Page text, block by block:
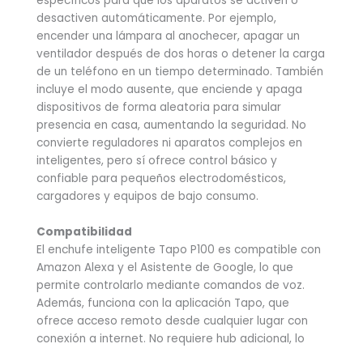
desactiven automáticamente. Por ejemplo,
encender una lámpara al anochecer, apagar un
ventilador después de dos horas o detener la carga
de un teléfono en un tiempo determinado. También
incluye el modo ausente, que enciende y apaga
dispositivos de forma aleatoria para simular
presencia en casa, aumentando la seguridad. No
convierte reguladores ni aparatos complejos en
inteligentes, pero sí ofrece control básico y
confiable para pequeños electrodomésticos,
cargadores y equipos de bajo consumo.
Compatibilidad
El enchufe inteligente Tapo P100 es compatible con
Amazon Alexa y el Asistente de Google, lo que
permite controlarlo mediante comandos de voz.
Además, funciona con la aplicación Tapo, que
ofrece acceso remoto desde cualquier lugar con
conexión a internet. No requiere hub adicional, lo